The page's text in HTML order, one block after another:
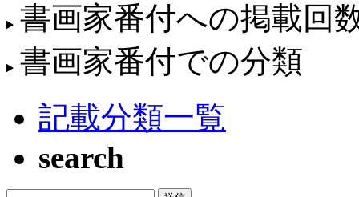
書画家番付への掲載回
書画家番付での分類
記載分類一覧
search